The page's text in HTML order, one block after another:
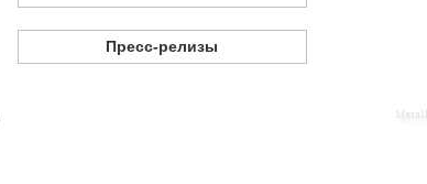
Пресс-релизы